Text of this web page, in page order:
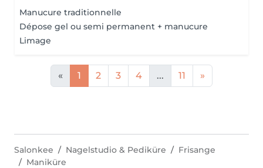
Manucure traditionnelle
Dépose gel ou semi permanent + manucure
Limage
« 1 2 3 4 ... 11 »
Salonkee Nagelstudio & Pediküre
Frisange
Maniküre